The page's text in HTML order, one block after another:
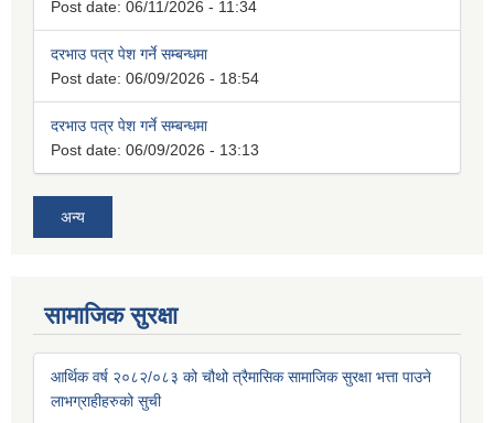
Post date: 06/11/2026 - 11:34
दरभाउ पत्र पेश गर्ने सम्बन्धमा
Post date: 06/09/2026 - 18:54
दरभाउ पत्र पेश गर्ने सम्बन्धमा
Post date: 06/09/2026 - 13:13
अन्य
सामाजिक सुरक्षा
आर्थिक वर्ष २०८२/०८३ को चौथो त्रैमासिक सामाजिक सुरक्षा भत्ता पाउने
लाभग्राहीहरुको सुची